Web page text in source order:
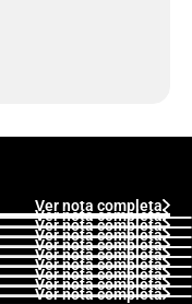
Ver nota completa
Ver nota completa
Ver nota completa
Ver nota completa
Ver nota completa
Ver nota completa
Ver nota completa
Ver nota completa
Ver nota completa
Ver nota completa